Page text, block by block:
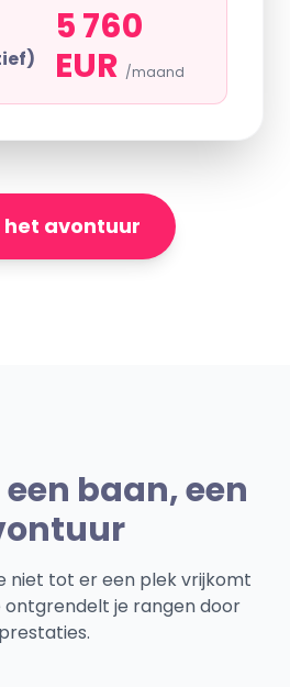
5 760
EUR/maand
het avontuur
baan, een
niet tot er een plek vrijkomt
je rangen door
prestaties.